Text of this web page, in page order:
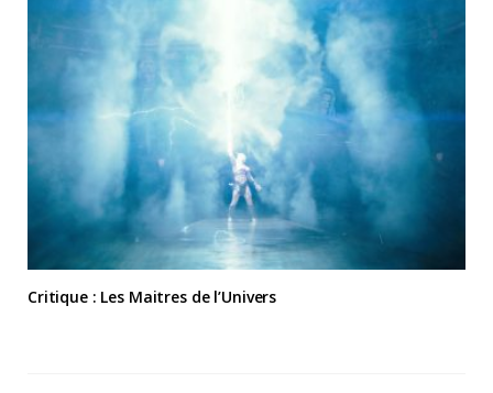
Critique : Les Maitres de l’Univers